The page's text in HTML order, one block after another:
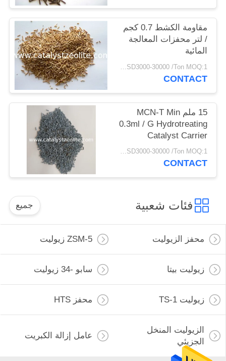
مقاومة الكشط 0.7 كجم
/ لتر محفزات المعالجة
المائية
USD3000-30000 /Ton MOQ:1 كغم
CONTACT
15 ملم MCN-T Min
0.3ml / G Hydrotreating
Catalyst Carrier
USD3000-30000 /Ton MOQ:1 كغم
CONTACT
فئات شعبية جميع
محفز الزيوليت ZSM-5 زيوليت
زيوليت بيتا سابو -34 زيوليت
زيوليت TS-1 محفز HTS
الزيوليت المنخل
الجزيئي
عامل إزالة الكبريت